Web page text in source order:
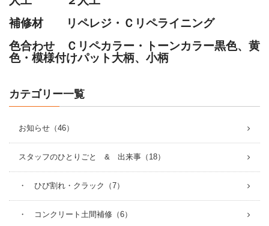
補修材 リペレジ・Ｃリペライニング
色合わせ Ｃリペカラー・トーンカラー黒色、黄
色・模様付けパット大柄、小柄
カテゴリー一覧
お知らせ（46）
スタッフのひとりごと & 出来事（18）
・ ひび割れ・クラック（7）
・ コンクリート土間補修（6）